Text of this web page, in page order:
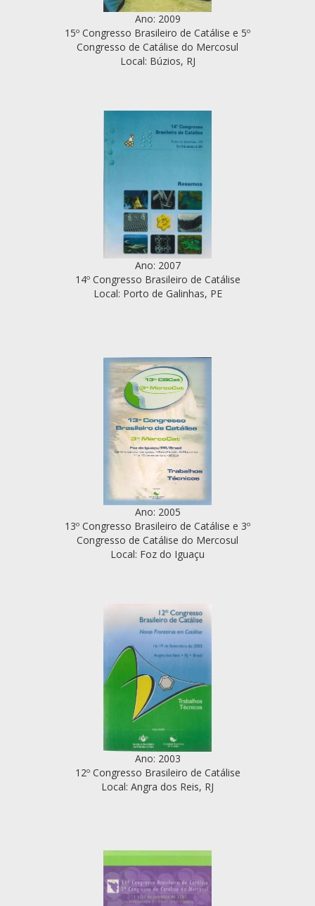
Ano: 2009
15º Congresso Brasileiro de Catálise e 5º
Congresso de Catálise do Mercosul
Local: Búzios, RJ
Ano: 2007
14º Congresso Brasileiro de Catálise
Local: Porto de Galinhas, PE
Ano: 2005
13º Congresso Brasileiro de Catálise e 3º
Congresso de Catálise do Mercosul
Local: Foz do Iguaçu
Ano: 2003
12º Congresso Brasileiro de Catálise
Local: Angra dos Reis, RJ